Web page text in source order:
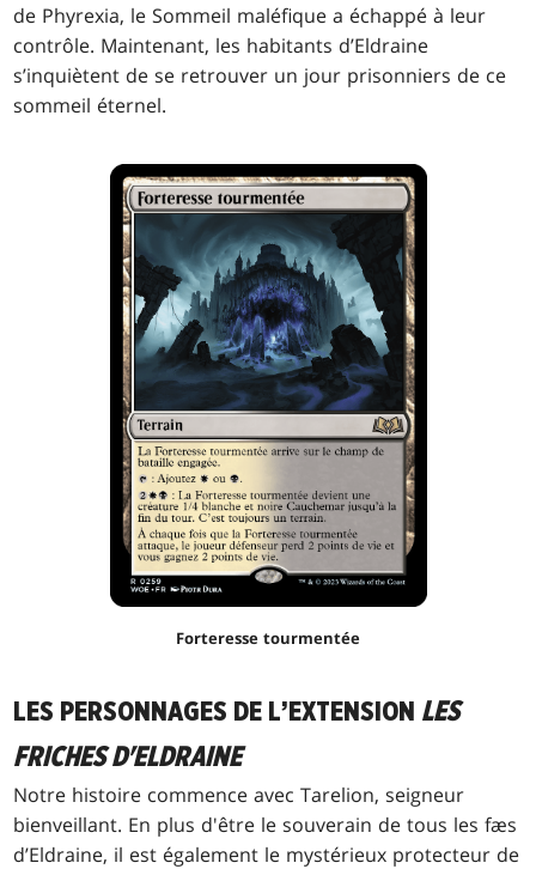
de Phyrexia, le Sommeil maléfique a échappé à leur
contrôle. Maintenant, les habitants d’Eldraine
s’inquiètent de se retrouver un jour prisonniers de ce
sommeil éternel.
Forteresse tourmentée
LES PERSONNAGES DE L’EXTENSION LES
FRICHES D'ELDRAINE
Notre histoire commence avec Tarelion, seigneur
bienveillant. En plus d'être le souverain de tous les fæs
d’Eldraine, il est également le mystérieux protecteur de